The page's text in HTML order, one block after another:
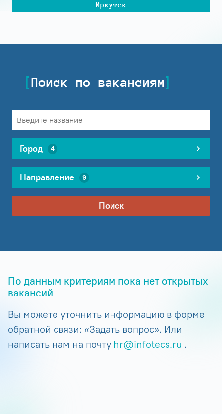
Иркутск
Поиск по вакансиям
Город 4
Направление 9
Поиск
По данным критериям пока нет открытых
вакансий
Вы можете уточнить информацию в форме
обратной связи: «Задать вопрос». Или
написать нам на почту hr@infotecs.ru .